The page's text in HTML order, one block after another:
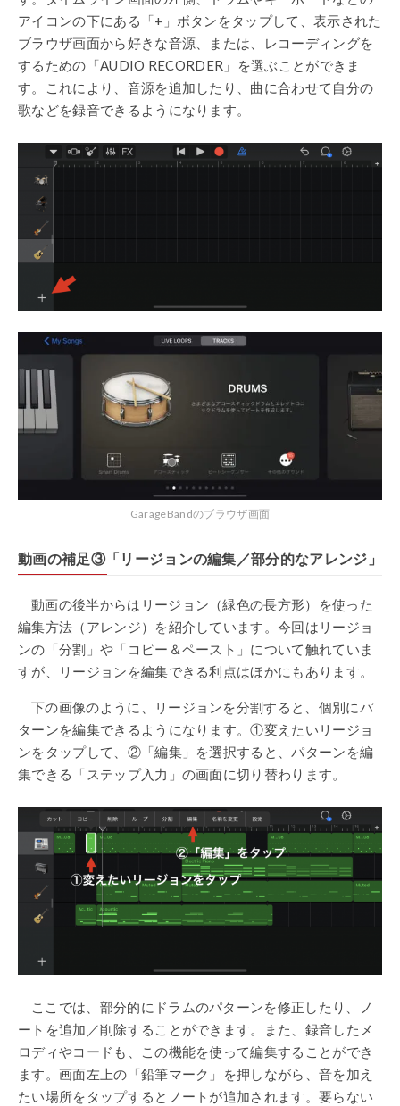
アイコンの下にある「+ 」ボタンをタップして、表示された
ブラウザ画面から好きな音源、または、レコーディングを
するための「AUDIO RECORDER」を選ぶことができま
す。これにより、音源を追加したり、曲に合わせて自分の
歌などを録音できるようになります。
GarageBandのブラウザ画面
動画の補足③「リージョンの編集／部分的なアレンジ 」
動画の後半からはリージョン（緑色の長方形）を使った
編集方法（アレンジ）を紹介しています。今回はリージョ
ンの「分割」や「コピー＆ペースト」について触れていま
すが、リージョンを編集できる利点はほかにもあります。
下の画像のように、リージョンを分割すると、個別にパ
ターンを編集できるようになります。①変えたいリージョ
ンをタップして、②「編集」を選択すると、パターンを編
集できる「ステップ入力」の画面に切り替わります。
ここでは、部分的にドラムのパターンを修正したり、ノ
ートを追加／削除することができます。また、録音したメ
ロディやコードも、この機能を使って編集することができ
ます。画面左上の「鉛筆マーク」を押しながら、音を加え
たい場所をタップするとノートが追加されます。要らない